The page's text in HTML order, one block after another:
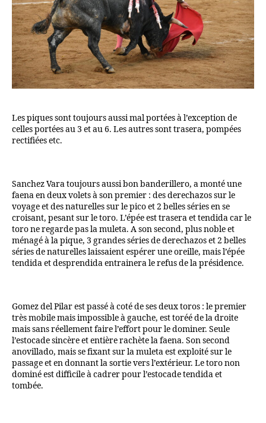
Les piques sont toujours aussi mal portées à l’exception de
celles portées au 3 et au 6. Les autres sont trasera, pompées
rectifiées etc.
Sanchez Vara toujours aussi bon banderillero, a monté une
faena en deux volets à son premier : des derechazos sur le
voyage et des naturelles sur le pico et 2 belles séries en se
croisant, pesant sur le toro. L’épée est trasera et tendida car le
toro ne regarde pas la muleta. A son second, plus noble et
ménagé à la pique, 3 grandes séries de derechazos et 2 belles
séries de naturelles laissaient espérer une oreille, mais l’épée
tendida et desprendida entrainera le refus de la présidence.
Gomez del Pilar est passé à coté de ses deux toros : le premier
très mobile mais impossible à gauche, est toréé de la droite
mais sans réellement faire l’effort pour le dominer. Seule
l’estocade sincère et entière rachète la faena. Son second
anovillado, mais se fixant sur la muleta est exploité sur le
passage et en donnant la sortie vers l’extérieur. Le toro non
dominé est difficile à cadrer pour l’estocade tendida et
tombée.